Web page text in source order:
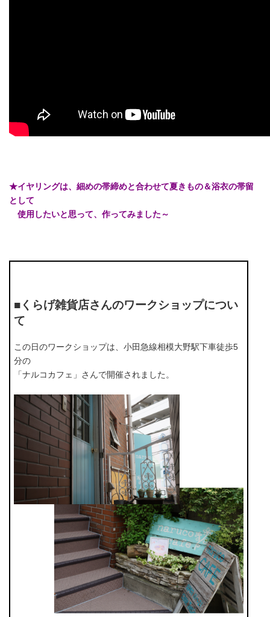
★イヤリングは、細めの帯締めと合わせて夏きもの＆浴衣の帯留
として
使用したいと思って、作ってみました～
■くらげ雑貨店さんのワークショップについ
て
この日のワークショップは、小田急線相模大野駅下車徒歩5
分の
「ナルコカフェ」さんで開催されました。